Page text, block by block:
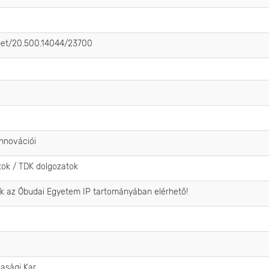
20.500.14044/23700
/ TDK dolgozatok
az Óbudai Egyetem IP tartományában elérhető!